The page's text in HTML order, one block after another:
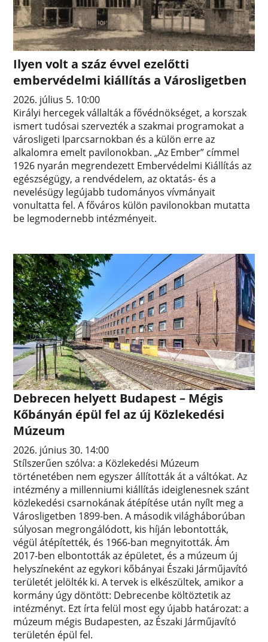
Ilyen volt a száz évvel ezelőtti
embervédelmi kiállítás a Városligetben
2026. július 5. 10:00
Királyi hercegek vállalták a fővédnökséget, a korszak
ismert tudósai szervezték a szakmai programokat a
városligeti Iparcsarnokban és a külön erre az
alkalomra emelt pavilonokban. „Az Ember” címmel
1926 nyarán megrendezett Embervédelmi Kiállítás az
egészségügy, a rendvédelem, az oktatás- és a
nevelésügy legújabb tudományos vívmányait
vonultatta fel. A főváros külön pavilonokban mutatta
be legmodernebb intézményeit.
Debrecen helyett Budapest – Mégis
Kőbányán épül fel az új Közlekedési
Múzeum
2026. június 30. 14:00
Stílszerűen szólva: a Közlekedési Múzeum
történetében nem egyszer állították át a váltókat. Az
intézmény a millenniumi kiállítás ideiglenesnek szánt
közlekedési csarnokának átépítése után nyílt meg a
Városligetben 1899-ben. A második világháborúban
súlyosan megrongálódott, kis híján lebontották,
végül átépítették, és 1966-ban megnyitották. Ám
2017-ben elbontották az épületet, és a múzeum új
helyszíneként az egykori kőbányai Északi Járműjavító
területét jelölték ki. A tervek is elkészültek, amikor a
kormány úgy döntött: Debrecenbe költöztetik az
intézményt. Ezt írta felül most egy újabb határozat: a
múzeum mégis Budapesten, az Északi Járműjavító
területén épül fel.